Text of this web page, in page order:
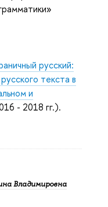
русский:
текста в
и
- 2018 гг.).
Владимировна